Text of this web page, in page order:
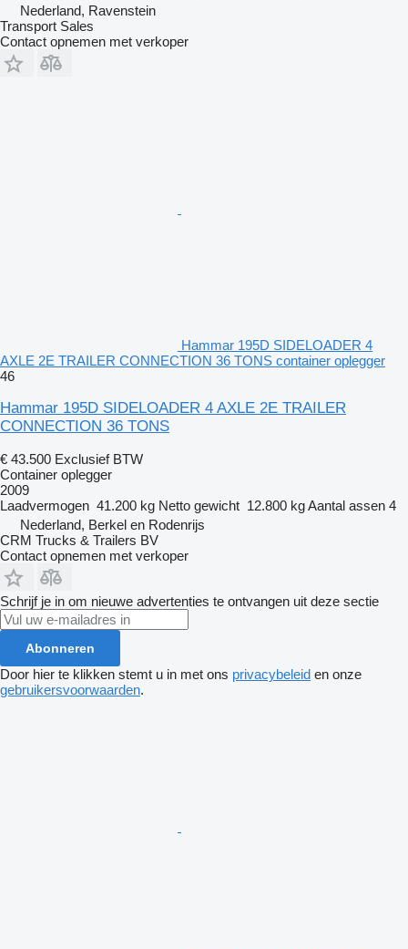
Nederland, Ravenstein
Transport Sales
Contact opnemen met verkoper
Hammar 195D SIDELOADER 4
AXLE 2E TRAILER CONNECTION 36 TONS container oplegger
46
Hammar 195D SIDELOADER 4 AXLE 2E TRAILER
CONNECTION 36 TONS
€ 43.500 Exclusief BTW
Container oplegger
2009
Laadvermogen 41.200 kg Netto gewicht 12.800 kgAantal assen 4
Nederland, Berkel en Rodenrijs
CRM Trucks & Trailers BV
Contact opnemen met verkoper
Schrijf je in om nieuwe advertenties te ontvangen uit deze sectie
Abonneren
Door hier te klikken stemt u in met ons privacybeleid en onze
gebruikersvoorwaarden.